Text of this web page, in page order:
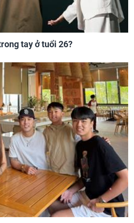
tay ở tuổi 26?